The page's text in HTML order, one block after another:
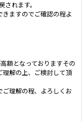
されます。
きますのでご確認の程よ
額となっておりますその
理解の上、ご検討して頂
ご理解の程、よろしくお